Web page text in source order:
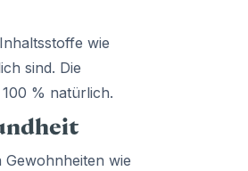
wie
sind. Die
% natürlich.
wie